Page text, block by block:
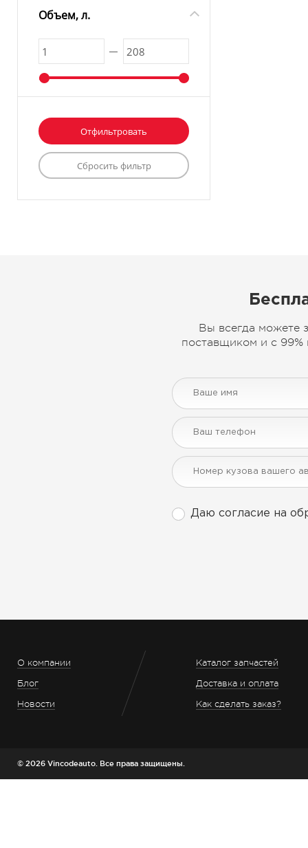
Объем, л.
Вы всегда можете
поставщиком и с 99%
Даю согласие на
О компании
Блог
Новости
Каталог запчастей
Доставка и оплата
Как сделать заказ?
© 2026 Vincodeauto. Все права защищены.